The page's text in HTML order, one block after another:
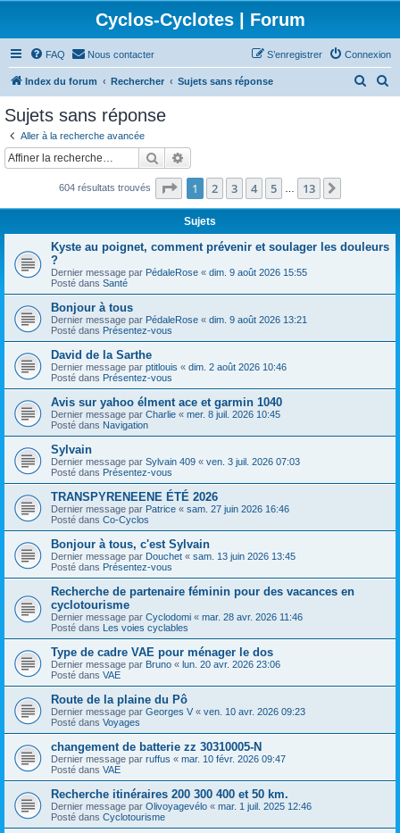
Cyclos-Cyclotes | Forum
FAQ Nous contacter Connexion
S’enregistrer
Index du forum Rechercher Sujets sans réponse
c
c
e
Sujets sans réponse
Aller à la recherche avancée
Rechercher
604 résultats trouvés Page 1sur13
1 2 3 4 5 13
Sujets
Kyste au poignet, comment prévenir et soulager les douleurs
?
Dernier message par PédaleRose « dim. 9 août 2026 15:55
Posté dans Santé
Bonjour à tous
Dernier message par PédaleRose « dim. 9 août 2026 13:21
Posté dans Présentez-vous
David de la Sarthe
Dernier message par ptitlouis « dim. 2 août 2026 10:46
Posté dans Présentez-vous
Avis sur yahoo élment ace et garmin 1040
Dernier message par Charlie « mer. 8 juil. 2026 10:45
Posté dans Navigation
Sylvain
Dernier message par Sylvain 409 « ven. 3 juil. 2026 07:03
Posté dans Présentez-vous
TRANSPYRENEENE ÉTÉ 2026
Dernier message par Patrice « sam. 27 juin 2026 16:46
Posté dans Co-Cyclos
Bonjour à tous, c'est Sylvain
Dernier message par Douchet « sam. 13 juin 2026 13:45
Posté dans Présentez-vous
Recherche de partenaire féminin pour des vacances en
cyclotourisme
Dernier message par Cyclodomi « mar. 28 avr. 2026 11:46
Posté dans Les voies cyclables
Type de cadre VAE pour ménager le dos
Dernier message par Bruno « lun. 20 avr. 2026 23:06
Posté dans VAE
Route de la plaine du Pô
Dernier message par Georges V « ven. 10 avr. 2026 09:23
Posté dans Voyages
changement de batterie zz 30310005-N
Dernier message par ruffus « mar. 10 févr. 2026 09:47
Posté dans VAE
Recherche itinéraires 200 300 400 et 50 km.
Dernier message par Olivoyagevélo « mar. 1 juil. 2025 12:46
Posté dans Cyclotourisme